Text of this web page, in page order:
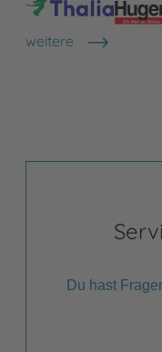
weitere
Shops anzeigen
Du hast